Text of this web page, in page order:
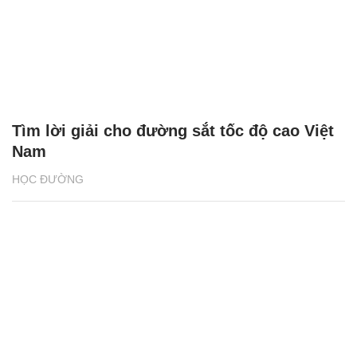
HỌC ĐƯỜNG
Tìm lời giải cho đường sắt tốc độ cao Việt
Nam